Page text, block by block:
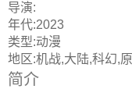
导演:
年代:2023
类型:动漫
地区:机战,大陆,科幻,原
简介